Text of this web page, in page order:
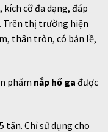
cỡ đa dạng, đáp
Trên thị trường hiện
thân tròn, có bản lề,
phẩm nắp hố ga được
tấn. Chỉ sử dụng cho